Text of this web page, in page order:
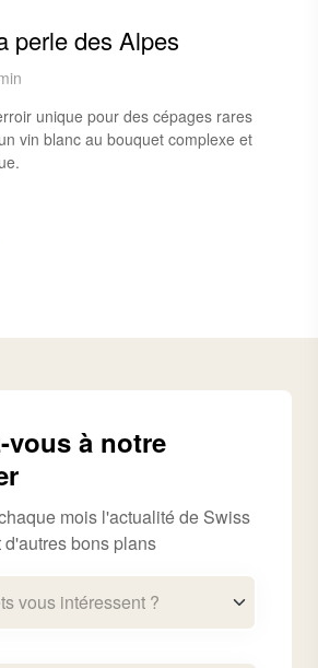
perle des Alpes
unique pour des cépages rares
vin blanc au bouquet complexe et
vous à notre
mois l'actualité de Swiss
bons plans
vous intéressent ?